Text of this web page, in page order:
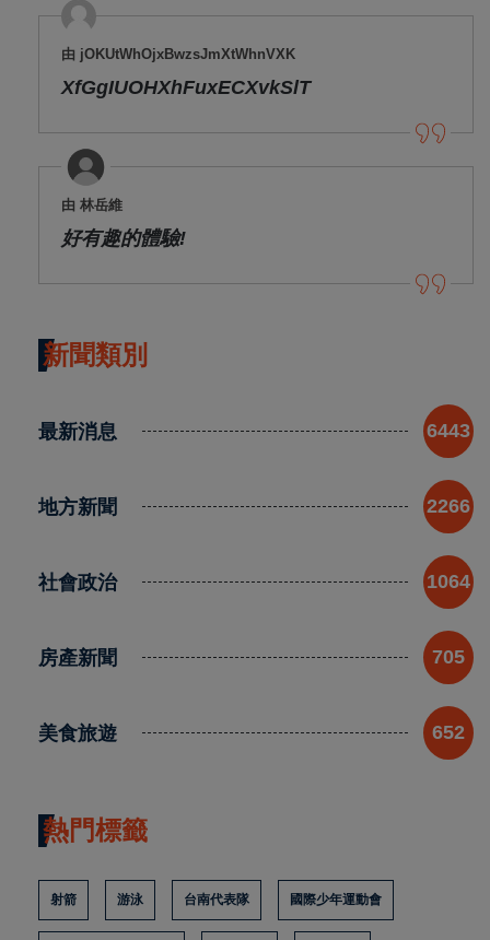
由 jOKUtWhOjxBwzsJmXtWhnVXK
XfGgIUOHXhFuxECXvkSlT
由 林岳維
好有趣的體驗!
新聞類別
最新消息 6443
地方新聞 2266
社會政治 1064
房產新聞 705
美食旅遊 652
熱門標籤
射箭 游泳 台南代表隊 國際少年運動會